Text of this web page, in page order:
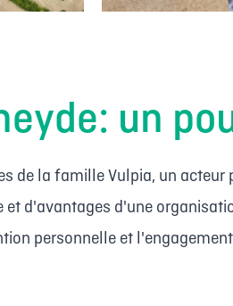
un
de la famille Vulpia, un
d'avantages d'une
personnelle et